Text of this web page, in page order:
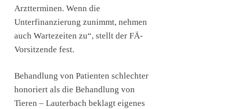
Arztterminen. Wenn die
Unterfinanzierung zunimmt, nehmen
auch Wartezeiten zu“, stellt der FÄ-
Vorsitzende fest.
Behandlung von Patienten schlechter
honoriert als die Behandlung von
Tieren – Lauterbach beklagt eigenes